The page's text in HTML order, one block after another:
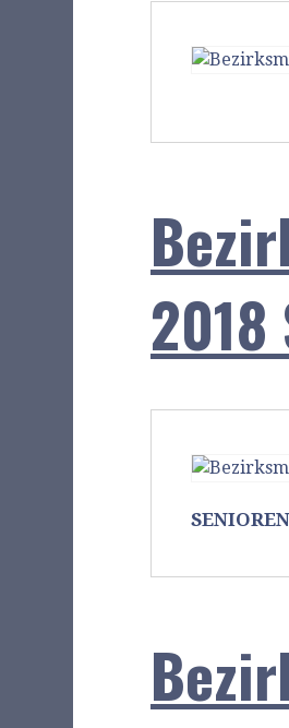
SENIOREN